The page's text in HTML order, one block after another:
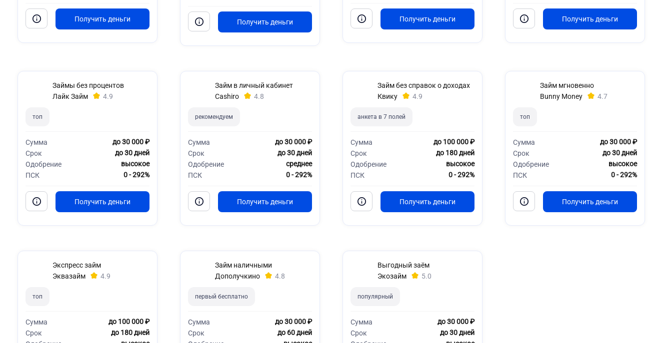
Займы без процентов
Лайк Займ
4.9
топ
Сумма
до 30 000 ₽
Срок
до 30 дней
Одобрение
высокое
ПСК
0 - 292%
Займ в личный кабинет
Cashiro
4.8
рекомендуем
Сумма
до 30 000 ₽
Срок
до 30 дней
Одобрение
среднее
ПСК
0 - 292%
Займ без справок о доходах
Квику
4.9
анкета в 7 полей
Сумма
до 100 000 ₽
Срок
до 180 дней
Одобрение
высокое
ПСК
0 - 292%
Займ мгновенно
Bunny Money
4.7
топ
Сумма
до 30 000 ₽
Срок
до 30 дней
Одобрение
высокое
ПСК
0 - 292%
Экспресс займ
Эквазайм
4.9
топ
Сумма
до 100 000 ₽
Срок
до 180 дней
Займ наличными
Дополучкино
4.8
первый бесплатно
Сумма
до 30 000 ₽
Срок
до 60 дней
Выгодный заём
Экозайм
5.0
популярный
Сумма
до 30 000 ₽
Срок
до 30 дней